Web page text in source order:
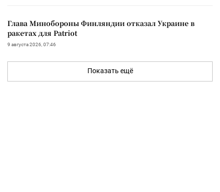
Глава Минобороны Финляндии отказал Украине в
ракетах для Patriot
9 августа 2026, 07:46
Показать ещё